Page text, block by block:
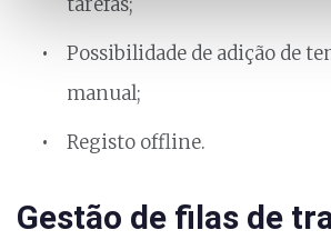
Possibilidade de adição de
manual;
Registo offline.
Gestão de filas de